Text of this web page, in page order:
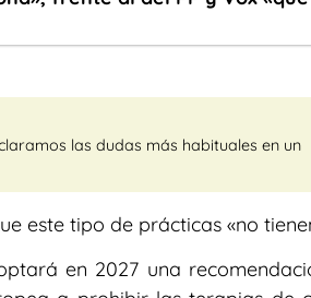
las dudas más habituales en un
este tipo de prácticas «no
en 2027 una